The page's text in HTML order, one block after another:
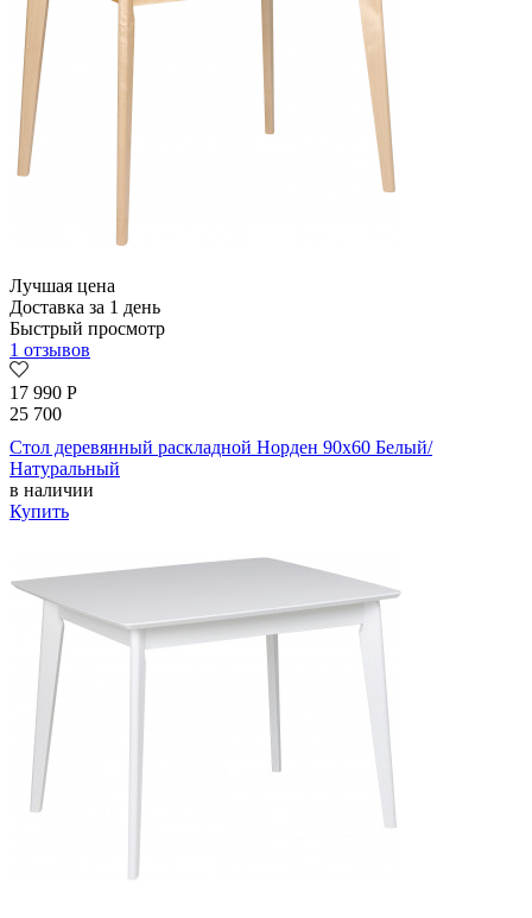
Лучшая цена
Доставка за 1 день
Быстрый просмотр
1 отзывов
17 990 Р
25 700
Стол деревянный раскладной Норден 90х60 Белый/
Натуральный
в наличии
Купить